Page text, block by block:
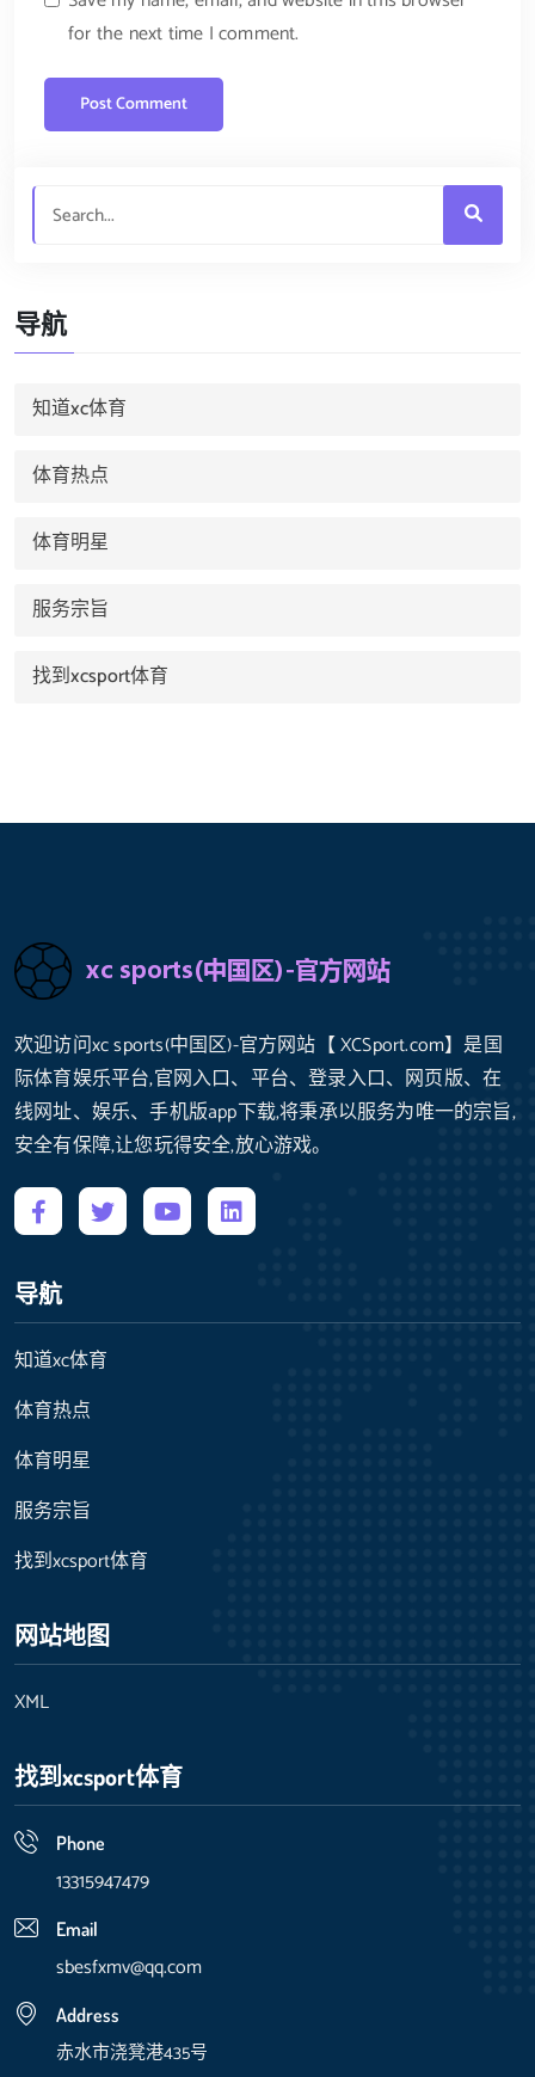
for the next time I comment.
导航
知道xc体育
体育热点
体育明星
服务宗旨
找到xcsport体育
欢迎访问xc sports(中国区)-官方网站【 XCSport.com】是国
际体育娱乐平台,官网入口、平台、登录入口、网页版、在
线网址、娱乐、手机版app下载,将秉承以服务为唯一的宗旨,
安全有保障,让您玩得安全,放心游戏。
导航
知道xc体育
体育热点
体育明星
服务宗旨
找到xcsport体育
网站地图
XML
找到xcsport体育
Phone
13315947479
Email
sbesfxmv@qq.com
Address
赤水市浇凳港435号